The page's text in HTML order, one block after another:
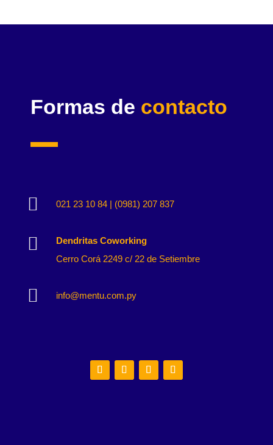
Formas de contacto
 021 23 10 84 | (0981) 207 837

Dendritas Coworking
Cerro Corá 2249 c/ 22 de Setiembre
 info@mentu.com.py